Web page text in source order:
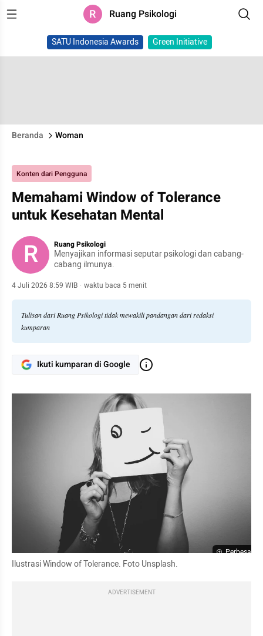
R Ruang Psikologi
SATU Indonesia Awards Green Initiative
Beranda Woman
Konten dari Pengguna
Memahami Window of Tolerance
untuk Kesehatan Mental
R Ruang Psikologi
Menyajikan informasi seputar psikologi dan cabang-
cabang ilmunya.
4 Juli 2026 8:59 WIB · waktu baca 5 menit
Tulisan dari Ruang Psikologi tidak mewakili pandangan dari redaksi
kumparan
Ikuti kumparan di Google
Perbesar
Ilustrasi Window of Tolerance. Foto Unsplash.
ADVERTISEMENT